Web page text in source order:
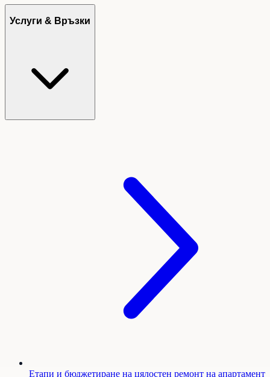
Услуги & Връзки
Етапи и бюджетиране на цялостен ремонт на апартамент